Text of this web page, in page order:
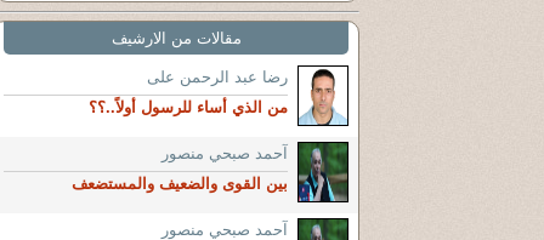
مقالات من الارشيف
رضا عبد الرحمن على
من الذي أساء للرسول أولاً..؟؟
آحمد صبحي منصور
بين القوى والضعيف والمستضعف
آحمد صبحي منصور